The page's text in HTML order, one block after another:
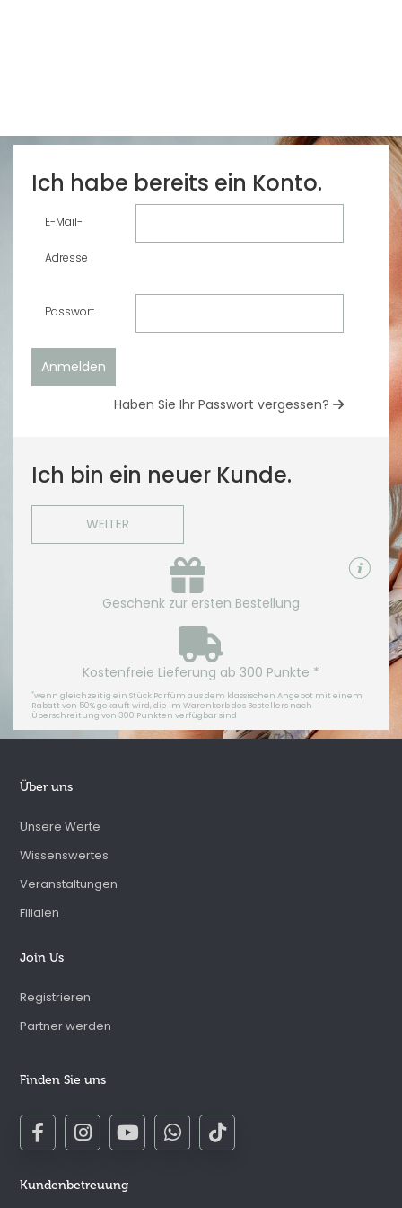
Ich habe bereits ein Konto.
E-Mail-
Adresse
Passwort
Haben Sie Ihr Passwort vergessen?
Ich bin ein neuer Kunde.
WEITER
Geschenk zur ersten Bestellung
Kostenfreie Lieferung ab 300 Punkte *
*wenn gleichzeitig ein Stück Parfüm aus dem klassischen Angebot mit einem
Rabatt von 50% gekauft wird, die im Warenkorb des Bestellers nach
Überschreitung von 300 Punkten verfügbar sind
Über uns
Unsere Werte
Wissenswertes
Veranstaltungen
Filialen
Join Us
Registrieren
Partner werden
Finden Sie uns
Kundenbetreuung